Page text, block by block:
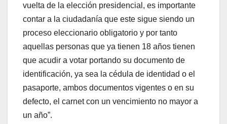
vuelta de la elección presidencial, es importante
contar a la ciudadanía que este sigue siendo un
proceso eleccionario obligatorio y por tanto
aquellas personas que ya tienen 18 años tienen
que acudir a votar portando su documento de
identificación, ya sea la cédula de identidad o el
pasaporte, ambos documentos vigentes o en su
defecto, el carnet con un vencimiento no mayor a
un año”.